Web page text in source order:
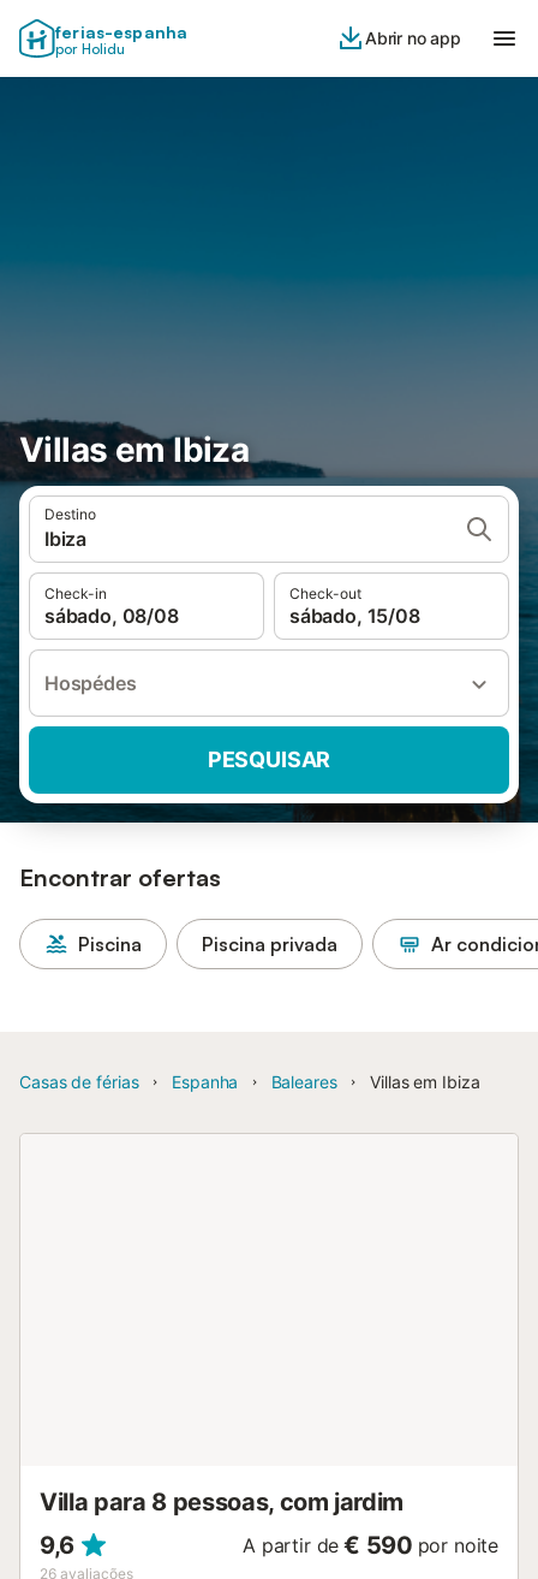
ferias-espanha
por Holidu
Abrir no app
Villas em Ibiza
Destino
Ibiza
Check-in
sábado, 08/08
Check-out
sábado, 15/08
Hospédes
PESQUISAR
Encontrar ofertas
Piscina Piscina privada Ar
Casas de férias Espanha Baleares Villas em Ibiza
Villa para 8 pessoas, com jardim
9,6
26 avaliações
A partir de € 590 por noite